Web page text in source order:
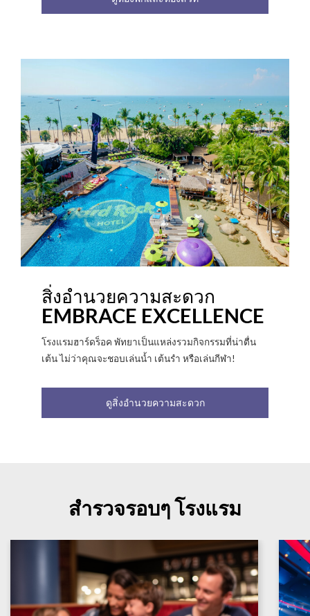
สิ่งอำนวยความสะดวก
EMBRACE EXCELLENCE
โรงแรมฮาร์ดร็อค พัทยาเป็นแหล่งรวมกิจกรรมที่น่าตื่น
เต้น ไม่ว่าคุณจะชอบเล่นน้ำ เต้นรำ หรือเล่นกีฬา!
ดูสิ่งอำนวยความสะดวก
สำรวจรอบๆ โรงแรม